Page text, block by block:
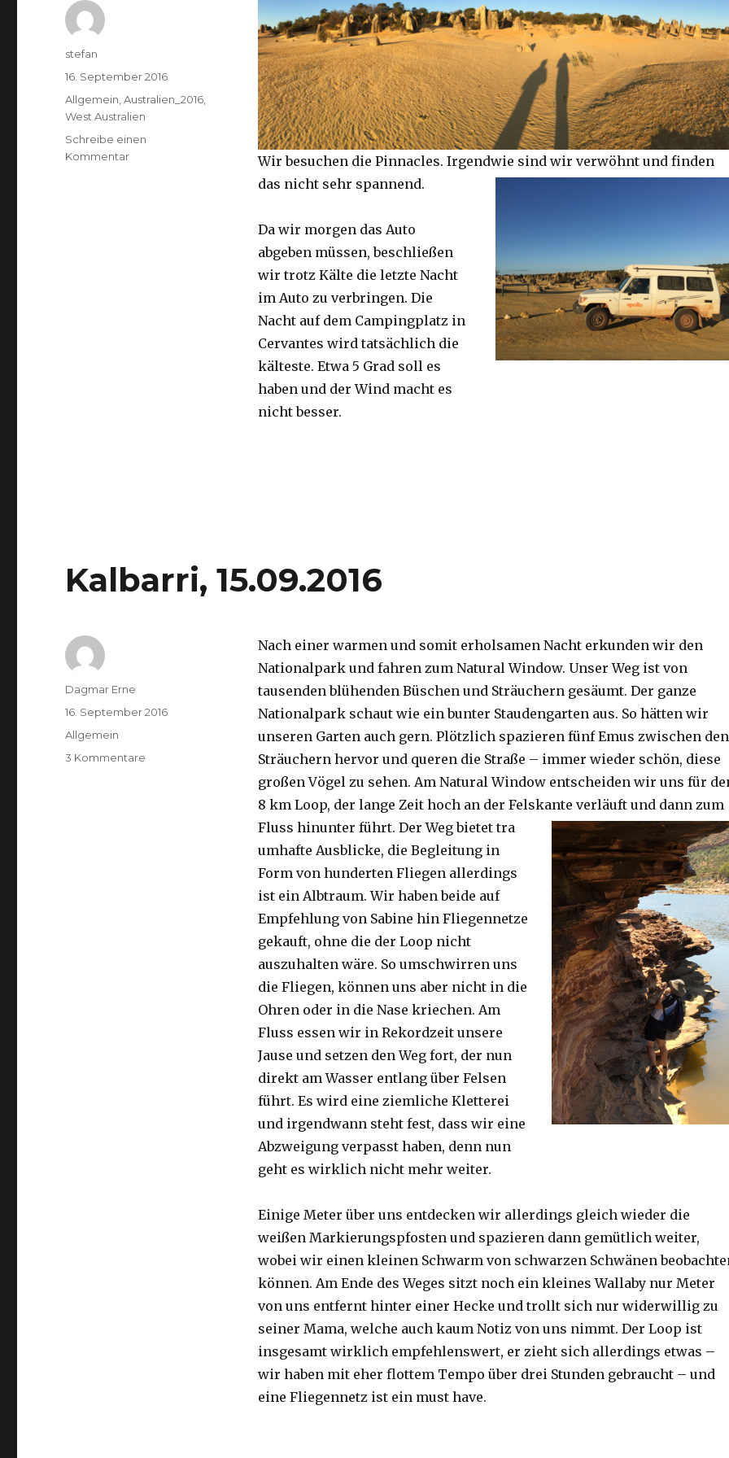
Wir besuchen die Pinnacles. Irgendwie sind wir verwöhnt und finden
das nicht sehr spannend.
Da wir morgen das Auto
abgeben müssen, beschließen
wir trotz Kälte die letzte Nacht
im Auto zu verbringen. Die
Nacht auf dem Campingplatz in
Cervantes wird tatsächlich die
kälteste. Etwa 5 Grad soll es
haben und der Wind macht es
nicht besser.
Autor
stefan
Veröffentlicht
am
16. September 2016
Kategorien
Allgemein,Australien_2016,
West Australien
Schreibe einen
Kommentarzu
Kalbarri, 15.09.2016
Nach einer warmen und somit erholsamen Nacht erkunden wir den
Nationalpark und fahren zum Natural Window. Unser Weg ist von
tausenden blühenden Büschen und Sträuchern gesäumt. Der ganze
Nationalpark schaut wie ein bunter Staudengarten aus. So hätten wir
unseren Garten auch gern. Plötzlich spazieren fünf Emus zwischen den
Sträuchern hervor und queren die Straße – immer wieder schön, diese
großen Vögel zu sehen. Am Natural Window entscheiden wir uns für
8 km Loop, der lange Zeit hoch an der Felskante verläuft und dann zum
Fluss hinunter führt. Der Weg bietet tra
umhafte Ausblicke, die Begleitung in
Form von hunderten Fliegen allerdings
ist ein Albtraum. Wir haben beide auf
Empfehlung von Sabine hin Fliegennetze
gekauft, ohne die der Loop nicht
auszuhalten wäre. So umschwirren uns
die Fliegen, können uns aber nicht in die
Ohren oder in die Nase kriechen. Am
Fluss essen wir in Rekordzeit unsere
Jause und setzen den Weg fort, der nun
direkt am Wasser entlang über Felsen
führt. Es wird eine ziemliche Kletterei
und irgendwann steht fest, dass wir eine
Abzweigung verpasst haben, denn nun
geht es wirklich nicht mehr weiter.
Einige Meter über uns entdecken wir allerdings gleich wieder die
weißen Markierungspfosten und spazieren dann gemütlich weiter,
wobei wir einen kleinen Schwarm von schwarzen Schwänen
können. Am Ende des Weges sitzt noch ein kleines Wallaby nur Meter
von uns entfernt hinter einer Hecke und trollt sich nur widerwillig zu
seiner Mama, welche auch kaum Notiz von uns nimmt. Der Loop ist
insgesamt wirklich empfehlenswert, er zieht sich allerdings etwas –
wir haben mit eher flottem Tempo über drei Stunden gebraucht – und
eine Fliegennetz ist ein must have.
Autor
Dagmar Erne
Veröffentlicht
am
16. September 2016
Kategorien
Allgemein
3 Kommentare